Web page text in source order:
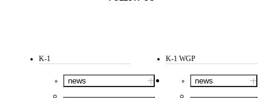
K-1
news
K-1 WGP
news